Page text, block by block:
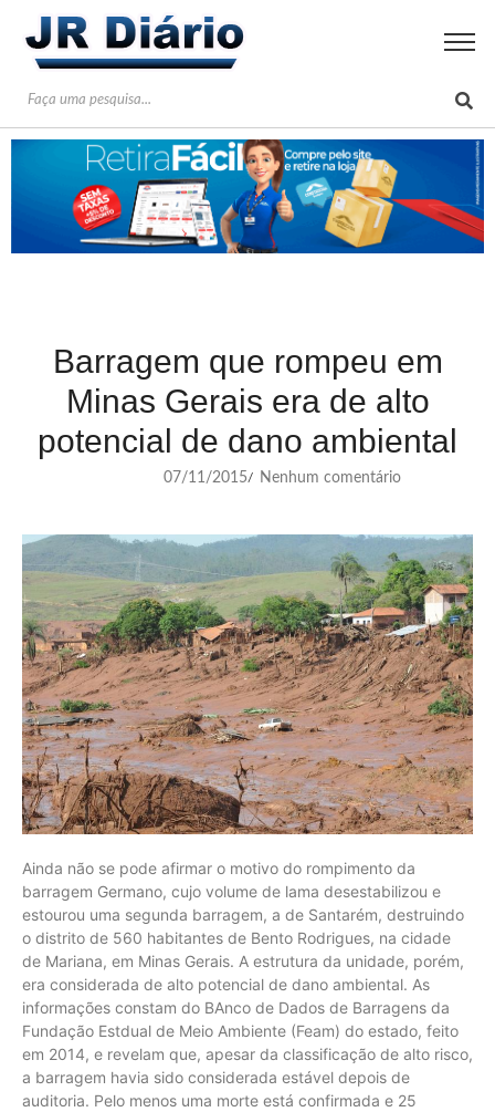
Barragem que rompeu em
Minas Gerais era de alto
potencial de dano ambiental
07/11/2015/ Nenhum comentário
Ainda não se pode afirmar o motivo do rompimento da
barragem Germano, cujo volume de lama desestabilizou e
estourou uma segunda barragem, a de Santarém, destruindo
o distrito de 560 habitantes de Bento Rodrigues, na cidade
de Mariana, em Minas Gerais. A estrutura da unidade, porém,
era considerada de alto potencial de dano ambiental. As
informações constam do BAnco de Dados de Barragens da
Fundação Estdual de Meio Ambiente (Feam) do estado, feito
em 2014, e revelam que, apesar da classificação de alto risco,
a barragem havia sido considerada estável depois de
auditoria. Pelo menos uma morte está confirmada e 25